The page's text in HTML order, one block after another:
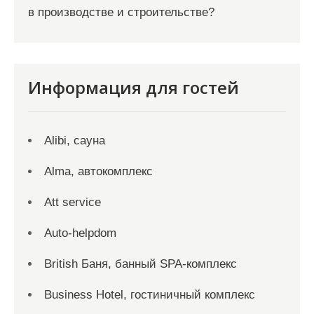
в производстве и строительстве?
Информация для гостей
Alibi, сауна
Alma, автокомплекс
Att service
Auto-helpdom
British Баня, банный SPA-комплекс
Business Hotel, гостиничный комплекс